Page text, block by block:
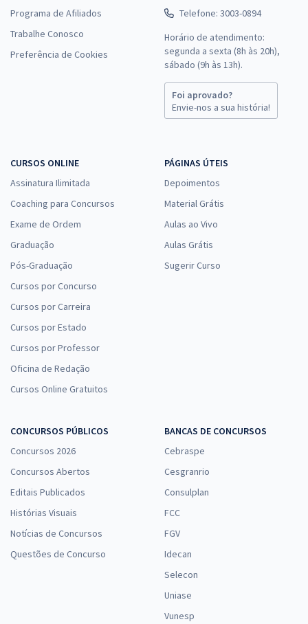
Programa de Afiliados
Trabalhe Conosco
Preferência de Cookies
Telefone: 3003-0894
Horário de atendimento:
segunda a sexta (8h às 20h),
sábado (9h às 13h).
Foi aprovado?
Envie-nos a sua história!
CURSOS ONLINE
Assinatura Ilimitada
Coaching para Concursos
Exame de Ordem
Graduação
Pós-Graduação
Cursos por Concurso
Cursos por Carreira
Cursos por Estado
Cursos por Professor
Oficina de Redação
Cursos Online Gratuitos
PÁGINAS ÚTEIS
Depoimentos
Material Grátis
Aulas ao Vivo
Aulas Grátis
Sugerir Curso
CONCURSOS PÚBLICOS
Concursos 2026
Concursos Abertos
Editais Publicados
Histórias Visuais
Notícias de Concursos
Questões de Concurso
BANCAS DE CONCURSOS
Cebraspe
Cesgranrio
Consulplan
FCC
FGV
Idecan
Selecon
Uniase
Vunesp